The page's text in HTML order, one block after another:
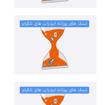
تسک های روزانه ایردراپ های تلگرام
تسک های روزانه ایردراپ های تلگرام